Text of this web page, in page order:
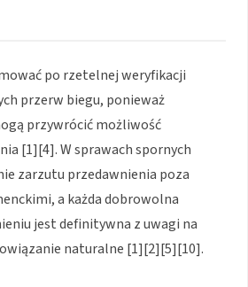
po rzetelnej weryfikacji
przerw biegu, ponieważ
przywrócić możliwość
[1][4]. W sprawach spornych
zarzutu przedawnienia poza
a każda dobrowolna
jest definitywna z uwagi na
naturalne [1][2][5][10].